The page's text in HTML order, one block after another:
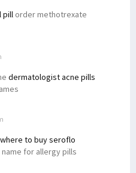
pill order methotrexate
dermatologist acne pills
where to buy seroflo
for allergy pills